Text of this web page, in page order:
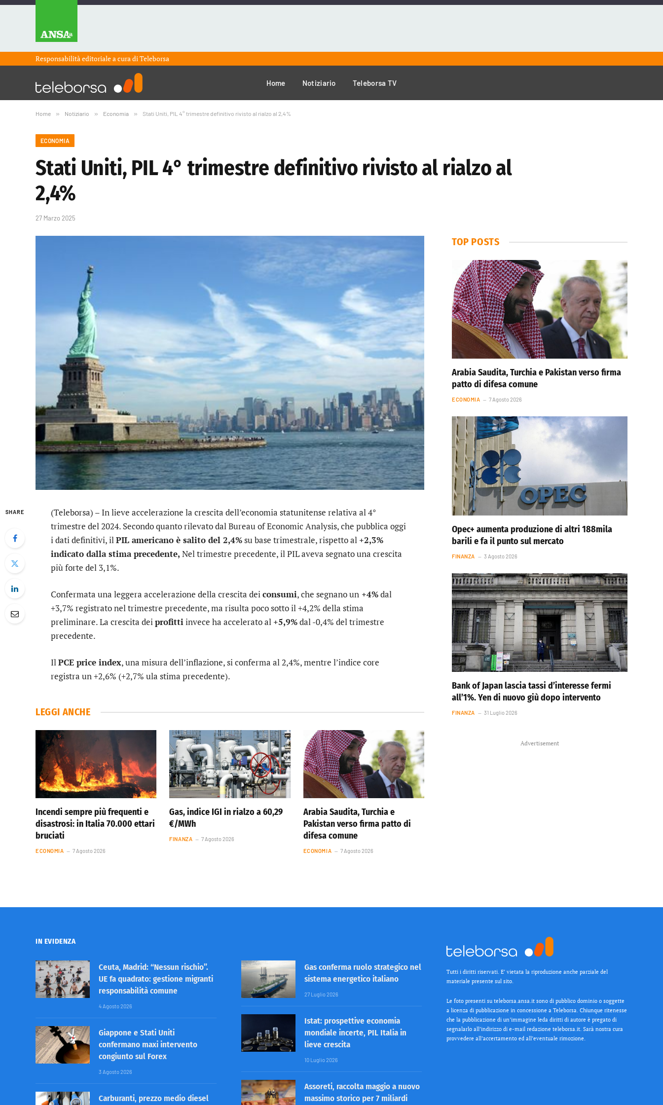
Responsabilità editoriale a cura diTeleborsa
Home Notiziario Teleborsa TV
Home » Notiziario » Economia » Stati Uniti, PIL 4° trimestre definitivo rivisto al rialzo al 2,4%
ECONOMIA
Stati Uniti, PIL 4° trimestre definitivo rivisto al rialzo al
2,4%
27 Marzo 2025
SHARE
(Teleborsa) – In lieve accelerazione la crescita dell’economia statunitense relativa al 4°
trimestre del 2024. Secondo quanto rilevato dal Bureau of Economic Analysis, che pubblica oggi
i dati definitivi, ilPIL americano è salito del 2,4%su base trimestrale, rispetto al +2,3%
indicato dalla stima precedente, Nel trimestre precedente, il PIL aveva segnato una crescita
più forte del 3,1%.
Confermata una leggera accelerazione della crescita deiconsumi, che segnano un +4%dal
+3,7% registrato nel trimestre precedente, ma risulta poco sotto il +4,2% della stima
preliminare. La crescita deiprofittiinvece ha accelerato al +5,9%dal -0,4% del trimestre
precedente.
IlPCE price index, una misura dell’inflazione, si conferma al 2,4%, mentre l’indice core
registra un +2,6% (+2,7% ula stima precedente).
LEGGI ANCHE
Incendi sempre più frequenti e
disastrosi: in Italia 70.000 ettari
bruciati
ECONOMIA 7 Agosto 2026
Gas, indice IGI in rialzo a 60,29
€/MWh
FINANZA 7 Agosto 2026
Arabia Saudita, Turchia e
Pakistan verso firma patto di
difesa comune
ECONOMIA 7 Agosto 2026
TOP POSTS
Arabia Saudita, Turchia e Pakistan verso firma
patto di difesa comune
ECONOMIA 7 Agosto 2026
Opec+ aumenta produzione di altri 188mila
barili e fa il punto sul mercato
FINANZA 3 Agosto 2026
Bank of Japan lascia tassi d’interesse fermi
all’1%. Yen di nuovo giù dopo intervento
FINANZA 31 Luglio 2026
Advertisement
IN EVIDENZA
Ceuta, Madrid: “Nessun rischio”.
UE fa quadrato: gestione migranti
responsabilità comune
4 Agosto 2026
Giappone e Stati Uniti
confermano maxi intervento
congiunto sul Forex
3 Agosto 2026
Carburanti, prezzo medio diesel
Gas conferma ruolo strategico nel
sistema energetico italiano
27 Luglio 2026
Istat: prospettive economia
mondiale incerte, PIL Italia in
lieve crescita
10 Luglio 2026
Assoreti, raccolta maggio a nuovo
massimo storico per 7 miliardi
Tutti i diritti riservati. E’ vietata la riproduzione anche parziale del
materiale presente sul sito.
Le foto presenti su teleborsa.ansa.it sono di pubblico dominio o soggette
a licenza di pubblicazione in concessione a Teleborsa. Chiunque ritenesse
che la pubblicazione di un’immagine leda diritti di autore è pregato di
segnalarlo all’indirizzo di e-mail redazione teleborsa.it. Sarà nostra cura
provvedere all’accertamento ed all’eventuale rimozione.